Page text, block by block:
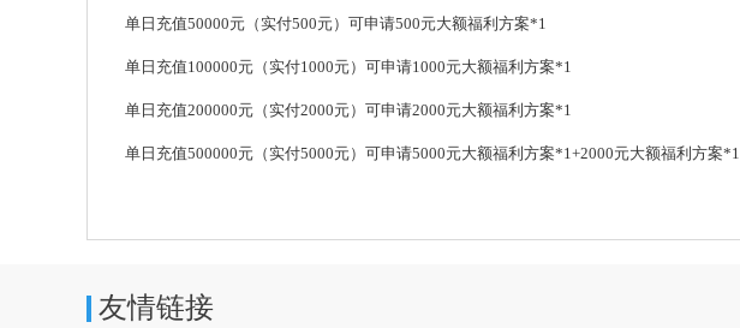
单日充值50000元（实付500元）可申请500元大额福利方案*1
单日充值100000元（实付1000元）可申请1000元大额福利方案*1
单日充值200000元（实付2000元）可申请2000元大额福利方案*1
单日充值500000元（实付5000元）可申请5000元大额福利方案*1+2000元大额福利方案*1
友情链接